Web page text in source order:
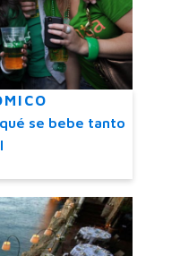
se bebe tanto